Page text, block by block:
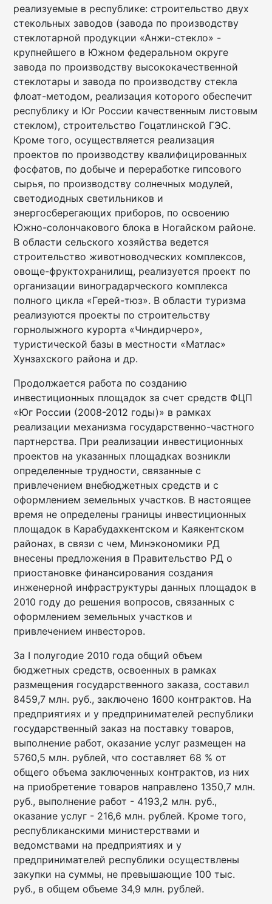
реализуемые в республике: строительство двух
стекольных заводов (завода по производству
стеклотарной продукции «Анжи-стекло» -
крупнейшего в Южном федеральном округе
завода по производству высококачественной
стеклотары и завода по производству стекла
флоат-методом, реализация которого обеспечит
республику и Юг России качественным листовым
стеклом), строительство Гоцатлинской ГЭС.
Кроме того, осуществляется реализация
проектов по производству квалифицированных
фосфатов, по добыче и переработке гипсового
сырья, по производству солнечных модулей,
светодиодных светильников и
энергосберегающих приборов, по освоению
Южно-солончакового блока в Ногайском районе.
В области сельского хозяйства ведется
строительство животноводческих комплексов,
овоще-фруктохранилищ, реализуется проект по
организации виноградарческого комплекса
полного цикла «Герей-тюз». В области туризма
реализуются проекты по строительству
горнолыжного курорта «Чиндирчеро»,
туристической базы в местности «Матлас»
Хунзахского района и др.
Продолжается работа по созданию
инвестиционных площадок за счет средств ФЦП
«Юг России (2008-2012 годы)» в рамках
реализации механизма государственно-частного
партнерства. При реализации инвестиционных
проектов на указанных площадках возникли
определенные трудности, связанные с
привлечением внебюджетных средств и с
оформлением земельных участков. В настоящее
время не определены границы инвестиционных
площадок в Карабудахкентском и Каякентском
районах, в связи с чем, Минэкономики РД
внесены предложения в Правительство РД о
приостановке финансирования создания
инженерной инфраструктуры данных площадок в
2010 году до решения вопросов, связанных с
оформлением земельных участков и
привлечением инвесторов.
За I полугодие 2010 года общий объем
бюджетных средств, освоенных в рамках
размещения государственного заказа, составил
8459,7 млн. руб., заключено 1600 контрактов. На
предприятиях и у предпринимателей республики
государственный заказ на поставку товаров,
выполнение работ, оказание услуг размещен на
5760,5 млн. рублей, что составляет 68 % от
общего объема заключенных контрактов, из них
на приобретение товаров направлено 1350,7 млн.
руб., выполнение работ - 4193,2 млн. руб.,
оказание услуг - 216,6 млн. рублей. Кроме того,
республиканскими министерствами и
ведомствами на предприятиях и у
предпринимателей республики осуществлены
закупки на суммы, не превышающие 100 тыс.
руб., в общем объеме 34,9 млн. рублей.